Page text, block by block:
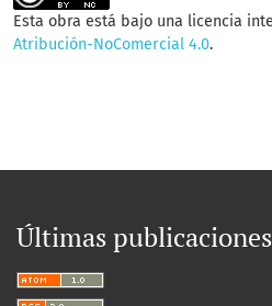
Esta obra está bajo una licencia
Atribución-NoComercial 4.0.
Últimas publicaciones